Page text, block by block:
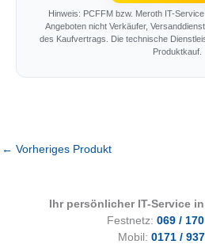
Hinweis: PCFFM bzw. Meroth IT-
Angeboten nicht Verkäufer,
des Kaufvertrags. Die technische
Produktkauf.
← Vorheriges Produkt
Ihr persönlicher IT-Service
Festnetz: 069 /
Mobil: 0171 /